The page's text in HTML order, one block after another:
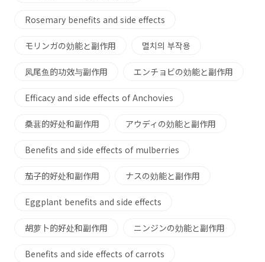
Rosemary benefits and side effects
モリンガの効能と副作用 멸치의 부작용
凤尾鱼的功效与副作用 エンチョビの効能と副作用
Efficacy and side effects of Anchovies
桑葚的好处和副作用 アウディの効能と副作用
Benefits and side effects of mulberries
茄子的好处和副作用 ナスの効能と副作用
Eggplant benefits and side effects
胡萝卜的好处和副作用 ニンジンの効能と副作用
Benefits and side effects of carrots